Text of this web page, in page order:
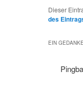
Dieser
des
EIN